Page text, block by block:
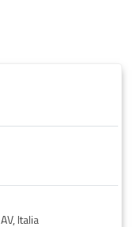
Italia